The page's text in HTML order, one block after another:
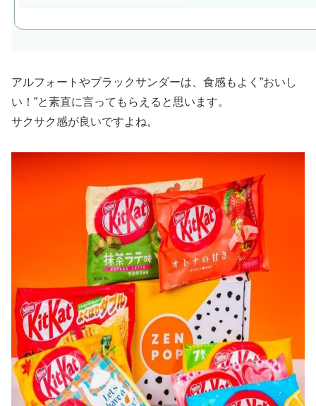
アルフォートやブラックサンダーは、食感もよく”おいし
い！”と素直に言ってもらえると思います。
サクサク感が良いですよね。